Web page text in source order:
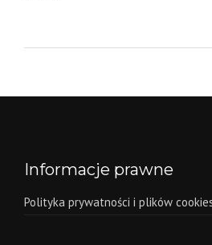
Informacje prawne
Polityka prywatności i plików